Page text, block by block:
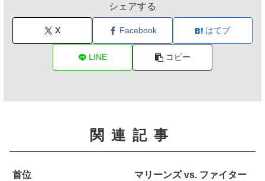
シェアする
X Facebook はてブ
LINE コピー
関連記事
首位
マリーンズ vs. ファイター